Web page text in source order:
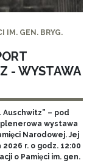
IM. GEN. BRYG.
- WYSTAWA
Auschwitz” – pod
wystawa
Narodowej. Jej
r. o godz. 12:00
o Pamięci im. gen.